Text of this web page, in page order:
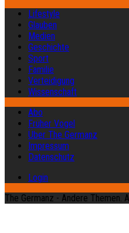
Lifestyle
Glauben
Medien
Geschichte
Sport
Familie
Verteidigung
Wissenschaft
Abo
Früher Vogel
Über The Germanz
Impressum
Datenschutz
Login
The Germanz - Andere Themen.